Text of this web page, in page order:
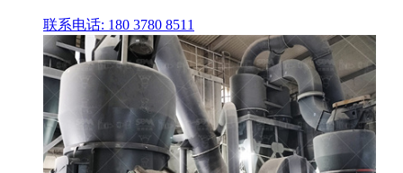
联系电话: 180 3780 8511